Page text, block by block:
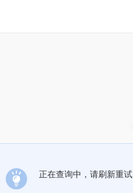
正在查询中，请刷新重试